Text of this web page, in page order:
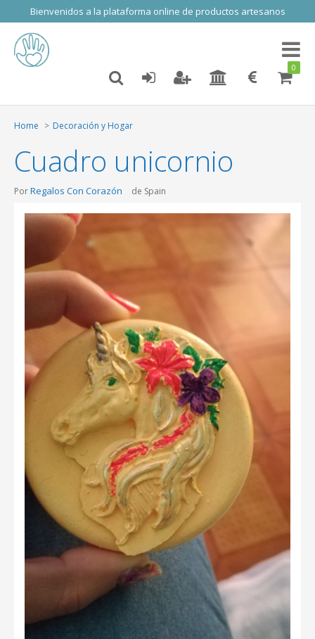
Bienvenidos a la plataforma online de productos artesanos
Toggle
0
Home Decoración y Hogar
Cuadro unicornio
PorRegalos Con Corazón de Spain